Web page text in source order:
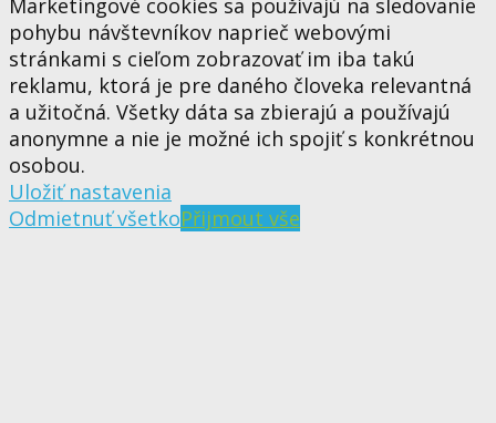
Marketingové cookies sa používajú na sledovanie
pohybu návštevníkov naprieč webovými
stránkami s cieľom zobrazovať im iba takú
reklamu, ktorá je pre daného človeka relevantná
a užitočná. Všetky dáta sa zbierajú a používajú
anonymne a nie je možné ich spojiť s konkrétnou
osobou.
Uložiť nastavenia
Odmietnuť všetkoPřijmout vše